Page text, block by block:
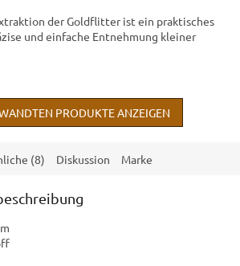
der Goldflitter ist ein praktisches
und einfache Entnehmung kleiner
PRODUKTE ANZEIGEN
(8) Diskussion Marke